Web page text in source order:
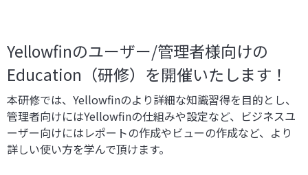
Yellowfinのユーザー/管理者様向けの
Education（研修）を開催いたします！
本研修では、Yellowfinのより詳細な知識習得を目的とし、
管理者向けにはYellowfinの仕組みや設定など、ビジネスユ
ーザー向けにはレポートの作成やビューの作成など、より
詳しい使い方を学んで頂けます。